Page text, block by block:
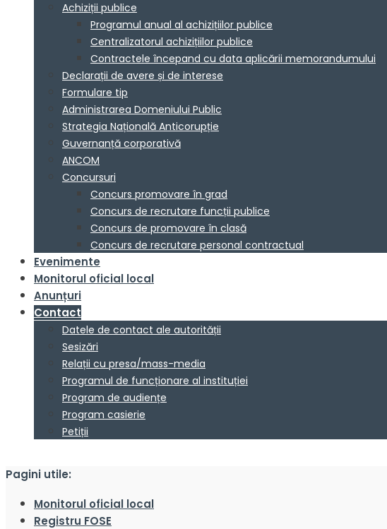
Achiziții publice
Programul anual al achizițiilor publice
Centralizatorul achizițiilor publice
Contractele începand cu data aplicării memorandumului
Declarații de avere și de interese
Formulare tip
Administrarea Domeniului Public
Strategia Națională Anticorupție
Guvernanță corporativă
ANCOM
Concursuri
Concurs promovare în grad
Concurs de recrutare funcții publice
Concurs de promovare în clasă
Concurs de recrutare personal contractual
Evenimente
Monitorul oficial local
Anunțuri
Contact
Datele de contact ale autorității
Sesizări
Relații cu presa/mass-media
Programul de funcționare al instituției
Program de audiențe
Program casierie
Petiții
Pagini utile:
Monitorul oficial local
Registru FOSE